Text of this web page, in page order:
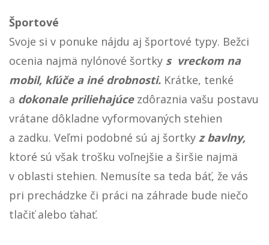
Športové
Svoje si v ponuke nájdu aj športové typy. Bežci
ocenia najmä nylónové šortky s vreckom na
mobil, kľúče a iné drobnosti. Krátke, tenké
a dokonale priliehajúcezdôraznia vašu postavu
vrátane dôkladne vyformovaných stehien
a zadku. Veľmi podobné sú aj šortky z bavlny,
ktoré sú však trošku voľnejšie a širšie najmä
v oblasti stehien. Nemusíte sa teda báť, že vás
pri prechádzke či práci na záhrade bude niečo
tlačiť alebo ťahať.